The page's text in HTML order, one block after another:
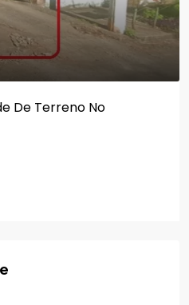
De Terreno No